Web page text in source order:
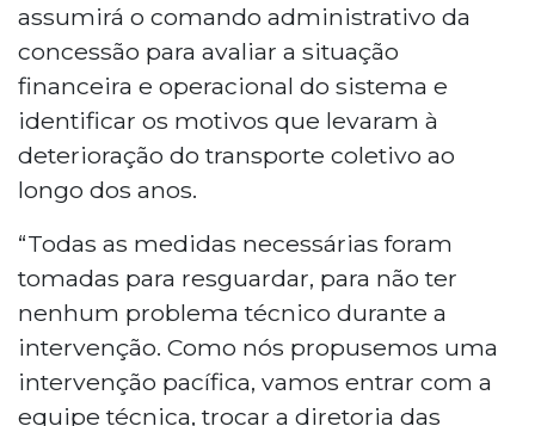
assumirá o comando administrativo da
concessão para avaliar a situação
financeira e operacional do sistema e
identificar os motivos que levaram à
deterioração do transporte coletivo ao
longo dos anos.
“Todas as medidas necessárias foram
tomadas para resguardar, para não ter
nenhum problema técnico durante a
intervenção. Como nós propusemos uma
intervenção pacífica, vamos entrar com a
equipe técnica, trocar a diretoria das